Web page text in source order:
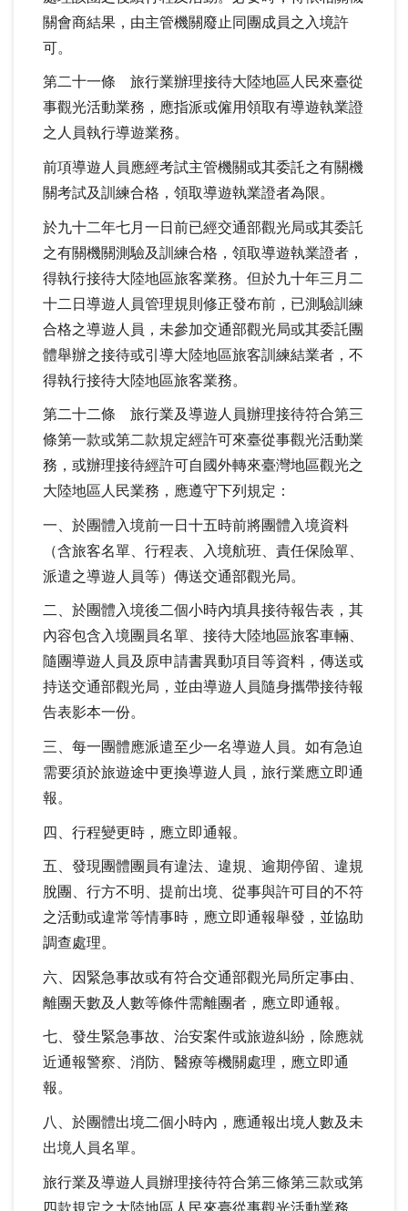
關會商結果，由主管機關廢止同團成員之入境許
可。
第二十一條 旅行業辦理接待大陸地區人民來臺從
事觀光活動業務，應指派或僱用領取有導遊執業證
之人員執行導遊業務。
前項導遊人員應經考試主管機關或其委託之有關機
關考試及訓練合格，領取導遊執業證者為限。
於九十二年七月一日前已經交通部觀光局或其委託
之有關機關測驗及訓練合格，領取導遊執業證者，
得執行接待大陸地區旅客業務。但於九十年三月二
十二日導遊人員管理規則修正發布前，已測驗訓練
合格之導遊人員，未參加交通部觀光局或其委託團
體舉辦之接待或引導大陸地區旅客訓練結業者，不
得執行接待大陸地區旅客業務。
第二十二條 旅行業及導遊人員辦理接待符合第三
條第一款或第二款規定經許可來臺從事觀光活動業
務，或辦理接待經許可自國外轉來臺灣地區觀光之
大陸地區人民業務，應遵守下列規定：
一、於團體入境前一日十五時前將團體入境資料
（含旅客名單、行程表、入境航班、責任保險單、
派遣之導遊人員等）傳送交通部觀光局。
二、於團體入境後二個小時內填具接待報告表，其
內容包含入境團員名單、接待大陸地區旅客車輛、
隨團導遊人員及原申請書異動項目等資料，傳送或
持送交通部觀光局，並由導遊人員隨身攜帶接待報
告表影本一份。
三、每一團體應派遣至少一名導遊人員。如有急迫
需要須於旅遊途中更換導遊人員，旅行業應立即通
報。
四、行程變更時，應立即通報。
五、發現團體團員有違法、違規、逾期停留、違規
脫團、行方不明、提前出境、從事與許可目的不符
之活動或違常等情事時，應立即通報舉發，並協助
調查處理。
六、因緊急事故或有符合交通部觀光局所定事由、
離團天數及人數等條件需離團者，應立即通報。
七、發生緊急事故、治安案件或旅遊糾紛，除應就
近通報警察、消防、醫療等機關處理，應立即通
報。
八、於團體出境二個小時內，應通報出境人數及未
出境人員名單。
旅行業及導遊人員辦理接待符合第三條第三款或第
四款規定之大陸地區人民來臺從事觀光活動業務，